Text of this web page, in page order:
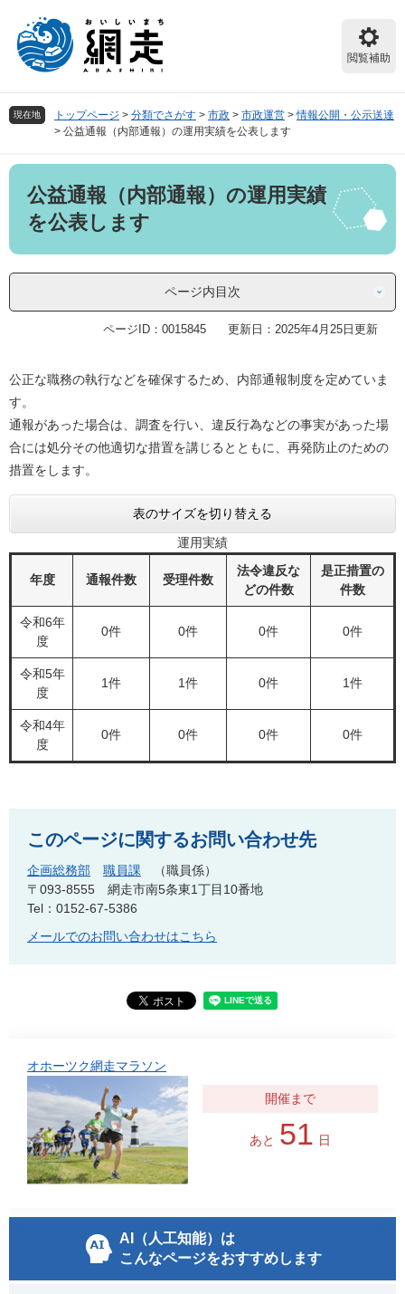
頭
で
飛
ば
閲覧補助
現在地 トップページ > 分類でさがす > 市政 > 市政運営 >情報公開・公示送達
> 公益通報（内部通報）の運用実績を公表します
本
公益通報（内部通報）の運用実績
を公表します
ページ内目次
ページID：0015845 更新日：2025年4月25日更新
公正な職務の執行などを確保するため、内部通報制度を定めていま
す。
通報があった場合は、調査を行い、違反行為などの事実があった場
合には処分その他適切な措置を講じるとともに、再発防止のための
措置をします。
表のサイズを切り替える
運用実績
年度 通報件数 受理件数
法令違反な
どの件数
是正措置の
件数
令和6年
度
0件 0件 0件 0件
令和5年
度
1件 1件 0件 1件
令和4年
度
0件 0件 0件 0件
このページに関するお問い合わせ先
企画総務部 職員課
職員係
〒093-8555
網走市南5条東1丁目10番地
Tel：0152-67-5386
メールでのお問い合わせはこちら
オホーツク網走マラソン
あと 51 日
AI（人工知能）は
こんなページをおすすめします